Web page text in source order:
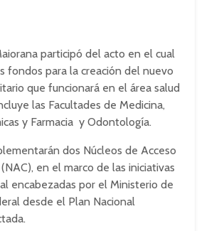
participó del acto en el cual
fondos para la creación del nuevo
que funcionará en el área salud
las Facultades de Medicina,
y Farmacia y Odontología.
dos Núcleos de Acceso
en el marco de las iniciativas
encabezadas por el Ministerio de
desde el Plan Nacional